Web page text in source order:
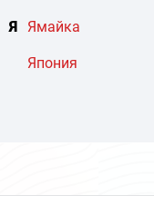
Я Ямайка
Япония